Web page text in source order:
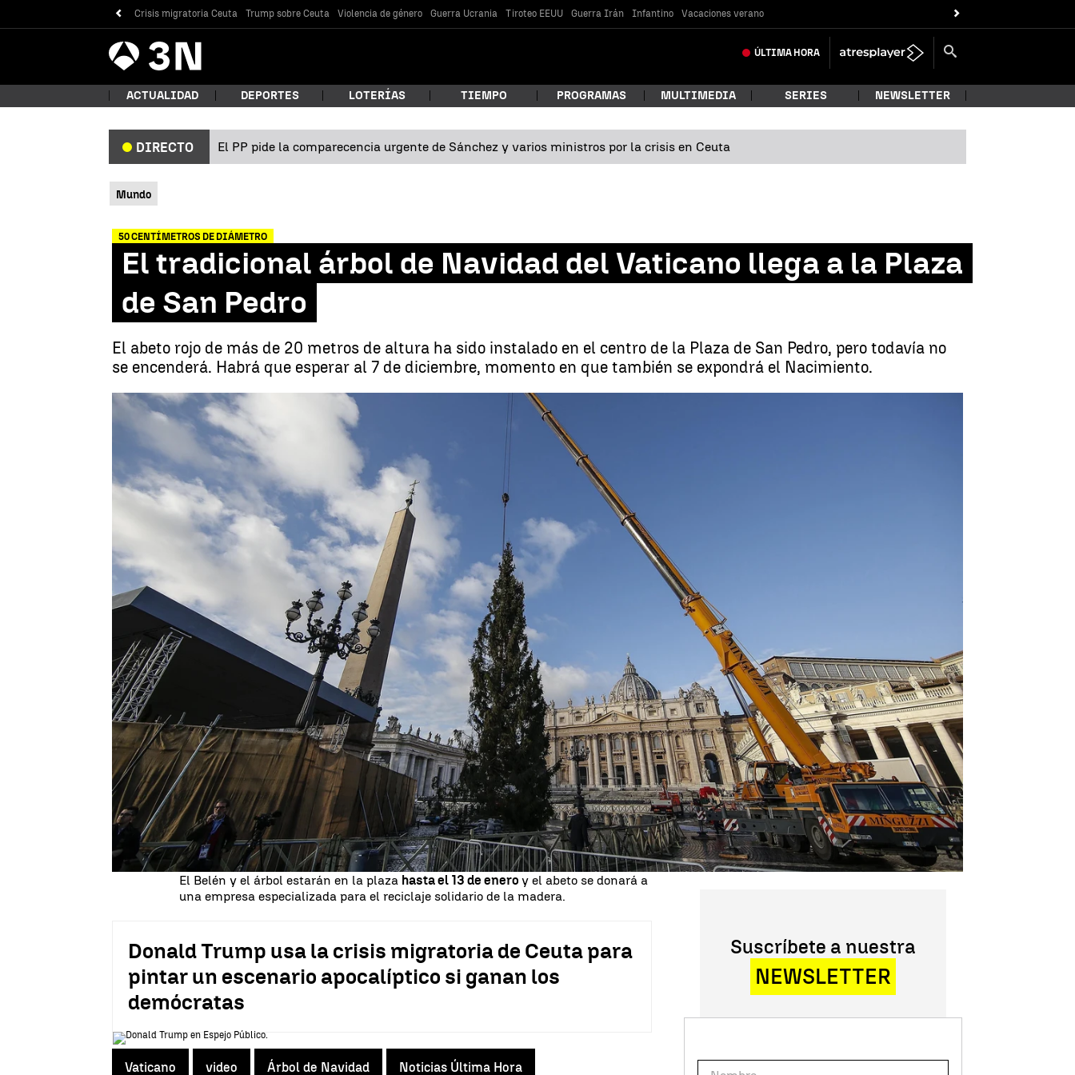
Crisis migratoria Ceuta Trump sobre Ceuta Violencia de género Guerra Ucrania Tiroteo EEUU Guerra Irán Infantino Vacaciones verano
Antena
3 Noticias ÚLTIMA HORA
ACTUALIDAD DEPORTES LOTERÍAS TIEMPO PROGRAMAS MULTIMEDIA SERIES NEWSLETTER
DIRECTO El PP pide la comparecencia urgente de Sánchez y varios ministros por la crisis en Ceuta
Mundo
50 CENTÍMETROS DE DIÁMETRO
El tradicional árbol de Navidad del Vaticano llega a la Plaza
de San Pedro
El abeto rojo de más de 20 metros de altura ha sido instalado en el centro de la Plaza de San Pedro, pero todavía no
se encenderá. Habrá que esperar al 7 de diciembre, momento en que también se expondrá el Nacimiento.
El tradicional árbol de Navidad del Vaticano llega a la Plaza de San Pedro |
Antena 3 Noticias Vaticano
Publicado: 22 de noviembre de 2018, 22:25 WhatsappFacebook Linkedin
El tradicional árbol deNavidadde Ciudad del Vaticano
que en esta ocasión será
un abeto rojo del bosque de Cansiglio, en la localidad de Pordenone (norte) llegó
de madrugada paraser colocado en la Plaza de San Pedro.
Una grúa y varios obreros participaron en el levantamiento del árbol que tiene
unos 21 metros de altura, un diámetro de 50 centímetros
y una circunferencia
máxima de unos 10 metros en la base. La inauguración del árbol se producirá,
como es tradicional, el 7 de diciembre con una ceremonia oficial en donde
también se expondrá el Nacimiento, que este año estará realizado en arena.
El Belén y el árbol estarán en la plaza hasta el 13 de eneroy el abeto se donará a
una empresa especializada para el reciclaje solidario de la madera.
Donald Trump usa la crisis migratoria de Ceuta para
pintar un escenario apocalíptico si ganan los
demócratas
Vaticano video Árbol de Navidad Noticias Última Hora
Suscríbete a nuestra
NEWSLETTER